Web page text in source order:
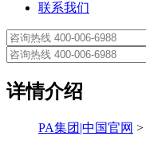
联系我们
详情介绍
PA集团|中国官网 >